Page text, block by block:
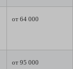
от 64 000
от 95 000